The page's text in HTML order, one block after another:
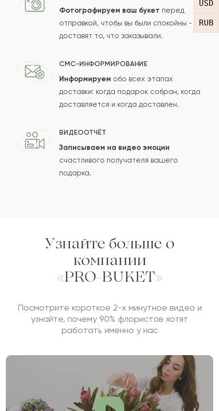
USD
RUB
Сколько будет
Отзыв будет опубликован после проверки.
Проверяем на спам.
Фотографируем ваш букет перед
отправкой, чтобы вы были спокойны -
доставят то, что заказывали.
СМС-ИНФОРМИРОВАНИЕ
Информируем обо всех этапах
доставки: когда подарок собран, когда
доставляется и когда доставлен.
ВИДЕООТЧЁТ
Записываем на видео эмоции
счастливого получателя вашего
подарка.
Узнайте больше о
компании
«PRO-BUKET»
Посмотрите короткое 2-х минутное видео и
узнайте, почему 90% флористов хотят
работать именно у нас